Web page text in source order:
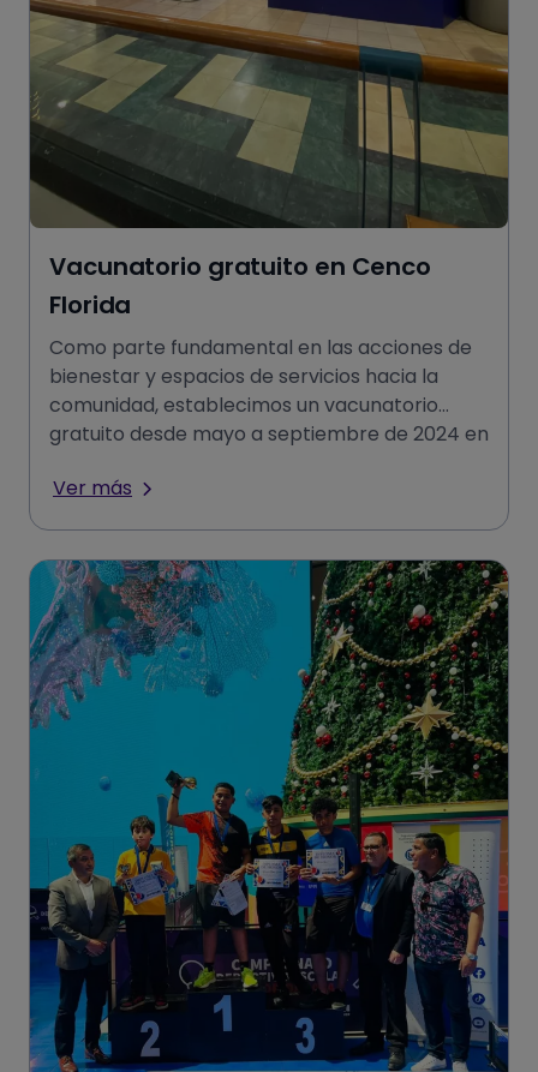
Vacunatorio gratuito en Cenco
Florida
Como parte fundamental en las acciones de
bienestar y espacios de servicios hacia la
comunidad, establecimos un vacunatorio
gratuito desde mayo a septiembre de 2024 en
Ver más